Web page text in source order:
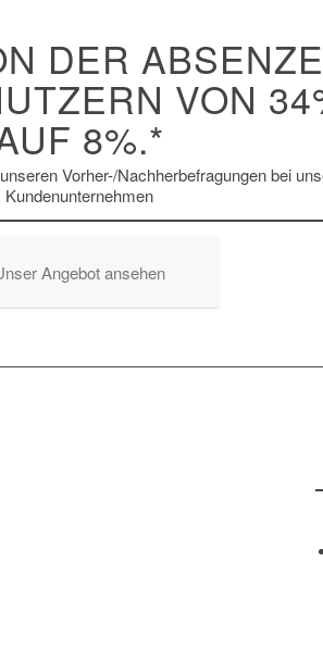
DER
VON
8%.*
Vorher-/Nachherbefragungen bei
Kundenunternehmen
Angebot ansehen